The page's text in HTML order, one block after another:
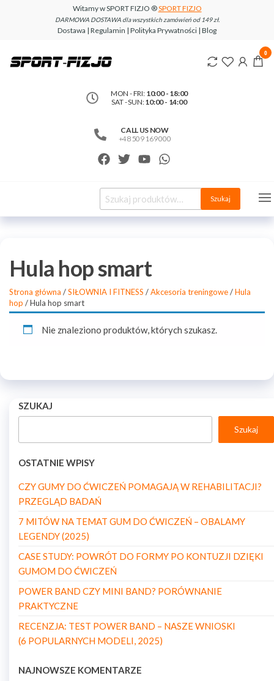
Witamy w SPORT FIZJO ®SPORT FIZJO
DARMOWA DOSTAWA dla wszystkich zamówień od 149 zł.
Dostawa | Regulamin | Polityka Prywatności | Blog
www.sport-
MON - FRI: 10:00 - 18:00
SAT - SUN:10:00 - 14:00
CALL US NOW
+48 509 169 000
0
Szukaj
Hula hop smart
Strona główna /SIŁOWNIA I FITNESS /Akcesoria treningowe/Hula
hop / Hula hop smart
Nie znaleziono produktów, których szukasz.
SZUKAJ
Szukaj
OSTATNIE WPISY
CZY GUMY DO ĆWICZEŃ POMAGAJĄ W REHABILITACJI?
PRZEGLĄD BADAŃ
7 MITÓW NA TEMAT GUM DO ĆWICZEŃ – OBALAMY
LEGENDY (2025)
CASE STUDY: POWRÓT DO FORMY PO KONTUZJI DZIĘKI
GUMOM DO ĆWICZEŃ
POWER BAND CZY MINI BAND? PORÓWNANIE
PRAKTYCZNE
RECENZJA: TEST POWER BAND – NASZE WNIOSKI
(6 POPULARNYCH MODELI, 2025)
NAJNOWSZE KOMENTARZE